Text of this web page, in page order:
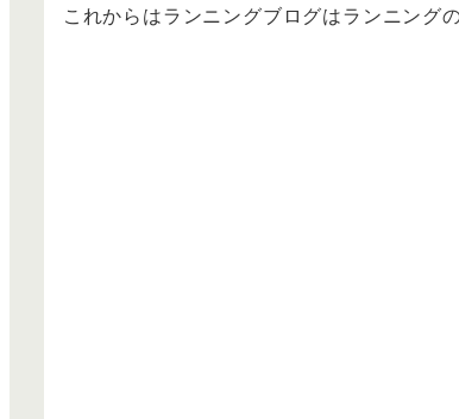
これからはランニングブログはランニング